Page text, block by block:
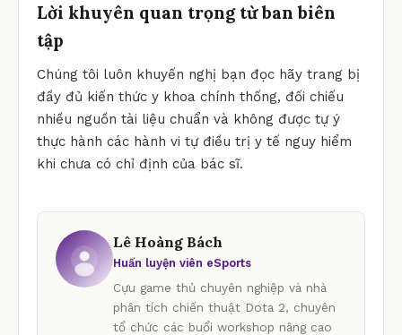
Lời khuyên quan trọng từ ban biên
tập
Chúng tôi luôn khuyến nghị bạn đọc hãy trang bị
đầy đủ kiến thức y khoa chính thống, đối chiếu
nhiều nguồn tài liệu chuẩn và không được tự ý
thực hành các hành vi tự điều trị y tế nguy hiểm
khi chưa có chỉ định của bác sĩ.
Lê Hoàng Bách
Huấn luyện viên eSports
Cựu game thủ chuyên nghiệp và nhà
phân tích chiến thuật Dota 2, chuyên
tổ chức các buổi workshop nâng cao